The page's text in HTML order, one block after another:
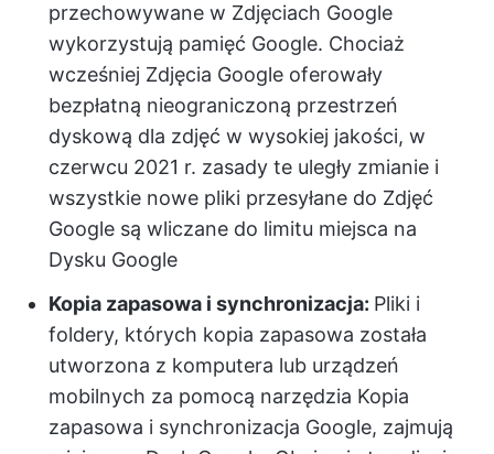
przechowywane w Zdjęciach Google
wykorzystują pamięć Google. Chociaż
wcześniej Zdjęcia Google oferowały
bezpłatną nieograniczoną przestrzeń
dyskową dla zdjęć w wysokiej jakości, w
czerwcu 2021 r. zasady te uległy zmianie i
wszystkie nowe pliki przesyłane do Zdjęć
Google są wliczane do limitu miejsca na
Dysku Google
Kopia zapasowa i synchronizacja: Pliki i
foldery, których kopia zapasowa została
utworzona z komputera lub urządzeń
mobilnych za pomocą narzędzia Kopia
zapasowa i synchronizacja Google, zajmują